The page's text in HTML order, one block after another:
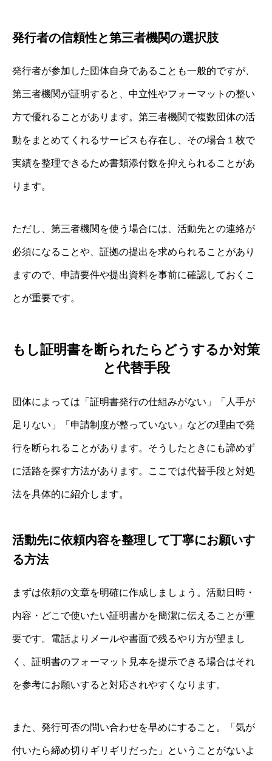
発行者の信頼性と第三者機関の選択肢
発行者が参加した団体自身であることも一般的ですが、
第三者機関が証明すると、中立性やフォーマットの整い
方で優れることがあります。第三者機関で複数団体の活
動をまとめてくれるサービスも存在し、その場合１枚で
実績を整理できるため書類添付数を抑えられることがあ
ります。
ただし、第三者機関を使う場合には、活動先との連絡が
必須になることや、証拠の提出を求められることがあり
ますので、申請要件や提出資料を事前に確認しておくこ
とが重要です。
もし証明書を断られたらどうするか対策
と代替手段
団体によっては「証明書発行の仕組みがない」「人手が
足りない」「申請制度が整っていない」などの理由で発
行を断られることがあります。そうしたときにも諦めず
に活路を探す方法があります。ここでは代替手段と対処
法を具体的に紹介します。
活動先に依頼内容を整理して丁寧にお願いす
る方法
まずは依頼の文章を明確に作成しましょう。活動日時・
内容・どこで使いたい証明書かを簡潔に伝えることが重
要です。電話よりメールや書面で残るやり方が望まし
く、証明書のフォーマット見本を提示できる場合はそれ
を参考にお願いすると対応されやすくなります。
また、発行可否の問い合わせを早めにすること。「気が
付いたら締め切りギリギリだった」ということがないよ